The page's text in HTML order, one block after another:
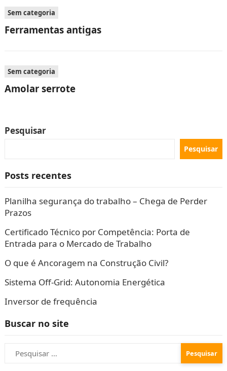
Sem categoria
Ferramentas antigas
Sem categoria
Amolar serrote
Pesquisar
Pesquisar
Posts recentes
Planilha segurança do trabalho – Chega de Perder
Prazos
Certificado Técnico por Competência: Porta de
Entrada para o Mercado de Trabalho
O que é Ancoragem na Construção Civil?
Sistema Off-Grid: Autonomia Energética
Inversor de frequência
Buscar no site
Pesquisar
por: